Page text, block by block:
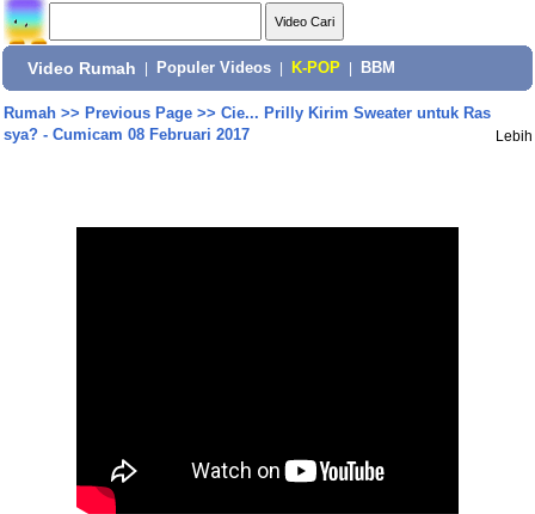
Video Rumah Populer Videos K-POP BBM
Rumah>> Previous Page>> Cie... Prilly Kirim Sweater untuk Ras
sya? - Cumicam 08 Februari 2017
Lebih